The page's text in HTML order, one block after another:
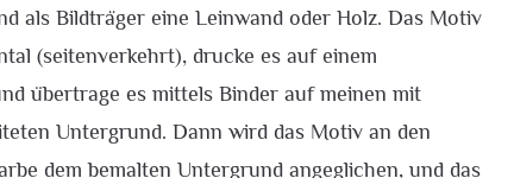
als Bildträger eine Leinwand oder Holz. Das Motiv
(seitenverkehrt), drucke es auf einem
übertrage es mittels Binder auf meinen mit
Untergrund. Dann wird das Motiv an den
dem bemalten Untergrund angeglichen, und das